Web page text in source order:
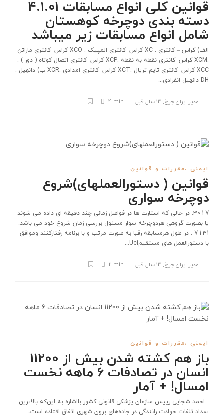
قوانین کلی انواع مسابقات ۴.۱.۰۱
دسته بندی دوچرخه کوهستان
شامل انواع مسابقات زیر میباشد
الف) کراس – کانتری : XC کراس- کانتری المپیک : XCO کراس- کانتری ماراتن
:XCM کراس- کانتری نقطه به نقطه :XCP کراس- کانتری اتصال کوتاه ( دور ) :
XCC کراس- کانتری تایم تریال :XCT کراس- کانتری امدادی :XCR ب) دانهیل :
DH دانهیل انفرادی...
مدیر ایران چرخ, 13 سال قبل 4 min
ایمنی ،مقررات و قوانین
قوانین ( دستورالعملهای)شروع
دوچرخه سواری
30-1-7: در حالی که استارت ها در فواصل زمانی چند دقیقه ای داده می شوند
یا بصورت گروهی هردوچرخه سوار مسئول بررسی زمان شروع خود می باشد.
31-1-7 : در طول هرمسابقه رقبا به صورت مرتب و با برنامه رفتارکنند وموافق
با دستورالعمل های مستقیمUci...
مدیر ایران چرخ, 13 سال قبل 2 min
ایمنی ،مقررات و قوانین
باز هم کشته شدن بیش از 11200
انسان در تصادفات 6 ماهه نخست
امسال! + آمار
احمد شجایی رییس سازمان پزشکی قانونی کشور بااشاره به این‌که بالاترین
تعداد تلفات حوادث رانندگی در جاده‌های برون شهری اتفاق افتاده است،